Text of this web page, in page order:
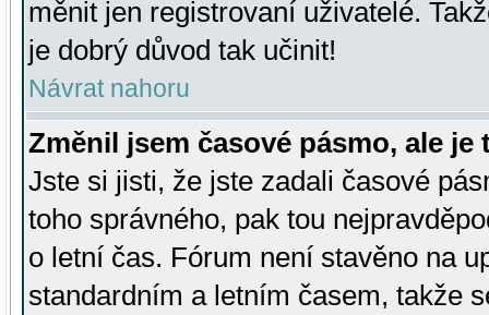
měnit jen registrovaní uživatelé.
je dobrý důvod tak učinit!
Návrat nahoru
Změnil jsem časové pásmo, ale je
Jste si jisti, že jste zadali časové
toho správného, pak tou
o letní čas. Fórum není stavěno na
standardním a letním časem, takže